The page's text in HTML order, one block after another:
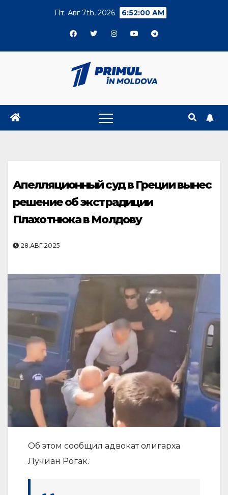
Пт. Авг 7th, 2026 6:52:00 AM
Апелляционный суд в Греции вынес
решение об экстрадиции
Плахотнюка в Молдову
28.АВГ.2025
Об этом сообщил адвокат олигарха
Лучиан Рогак.